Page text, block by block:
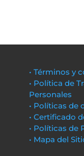
• Términos y
• Política de
Personales
• Políticas de
• Certificado
• Políticas de
• Mapa del